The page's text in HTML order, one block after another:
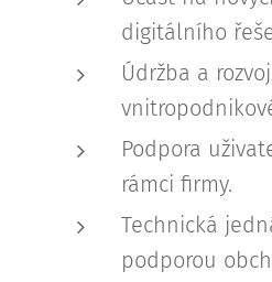
digitálního
Údržba a
Podpora
rámci firmy.
Technická
podporou